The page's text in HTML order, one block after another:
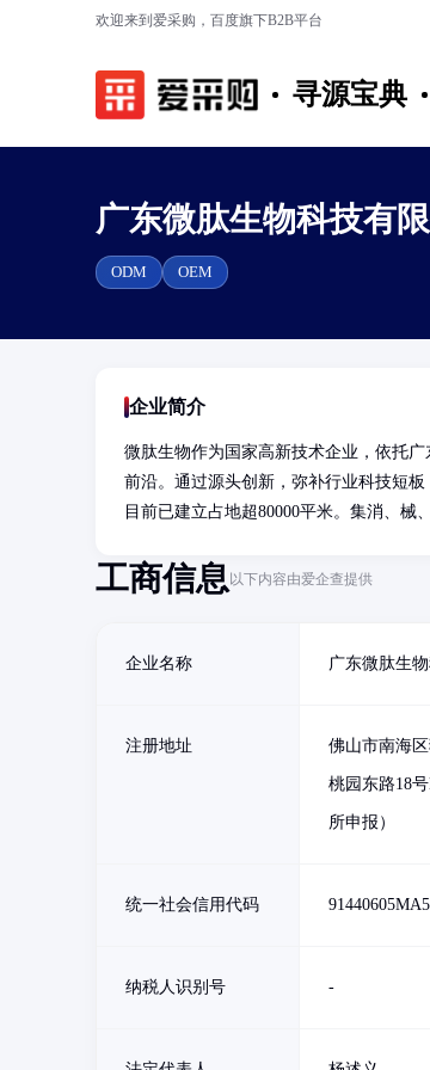
欢迎来到爱采购，百度旗下B2B平台
寻源宝典
广东微肽生物科技有
ODM OEM
企业简介
微肽生物作为国家高新技术企业，依托
前沿。通过源头创新，弥补行业科技短
目前已建立占地超80000平米。集消、械
工商信息以下内容由爱企查提供
企业名称 广东微肽生
注册地址 佛山市南海
桃园东路18
所申报）
统一社会信用代码
纳税人识别号 -